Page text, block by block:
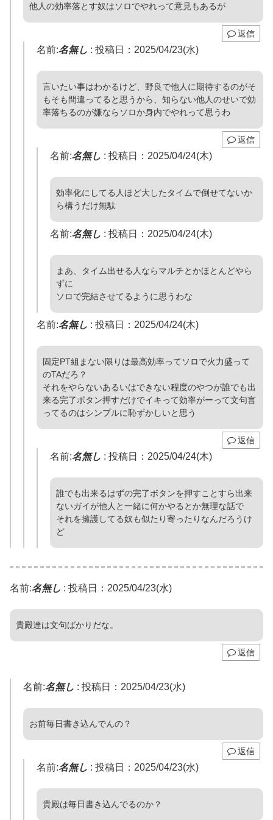
他人の効率落とす奴はソロでやれって意見もあるが
返信
名前:名無し : 投稿日：2025/04/23(水)
言いたい事はわかるけど、野良で他人に期待するのがそ
もそも間違ってると思うから、知らない他人のせいで効
率落ちるのが嫌ならソロか身内でやれって思うわ
返信
名前:名無し : 投稿日：2025/04/24(木)
効率化にしてる人ほど大したタイムで倒せてないか
ら構うだけ無駄
名前:名無し : 投稿日：2025/04/24(木)
まあ、タイム出せる人ならマルチとかほとんどやら
ずに
ソロで完結させてるように思うわな
名前:名無し : 投稿日：2025/04/24(木)
固定PT組まない限りは最高効率ってソロで火力盛って
のTAだろ？
それをやらないあるいはできない程度のやつが誰でも出
来る完了ボタン押すだけでイキって効率がーって文句言
ってるのはシンプルに恥ずかしいと思う
返信
名前:名無し : 投稿日：2025/04/24(木)
誰でも出来るはずの完了ボタンを押すことすら出来
ないガイが他人と一緒に何かやるとか無理な話で
それを擁護してる奴も似たり寄ったりなんだろうけ
ど
名前:名無し : 投稿日：2025/04/23(水)
貴殿達は文句ばかりだな。
返信
名前:名無し : 投稿日：2025/04/23(水)
お前毎日書き込んでんの？
返信
名前:名無し : 投稿日：2025/04/23(水)
貴殿は毎日書き込んでるのか？